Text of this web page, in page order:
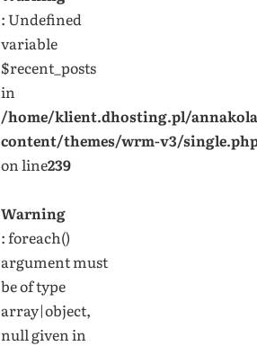
: Undefined
variable
$recent_posts
in
/home/klient.dhosting.pl/
content/themes/wrm-v3/
on line239
Warning
: foreach()
argument must
be of type
array|object,
null given in